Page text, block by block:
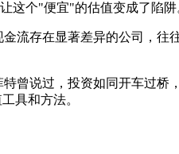
这个"便宜"的估值变成了陷阱
流存在显著差异的公司，往
曾说过，投资如同开车过桥
具和方法。